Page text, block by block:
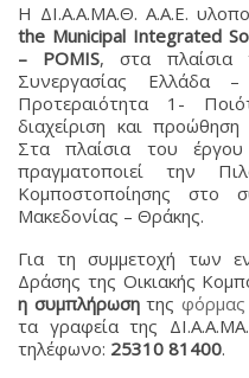
Η ΔΙ.Α.Α.ΜΑ.Θ. Α.Α.Ε.
the Municipal Integrated
– POMIS, στα πλαίσια
Συνεργασίας Ελλάδα
Προτεραιότητα 1-
διαχείριση και
Στα πλαίσια του έργου
πραγματοποιεί την
Κομποστοποίησης στο
Μακεδονίας – Θράκης.
Για τη συμμετοχή των
Δράσης της Οικιακής
η συμπλήρωσητης φόρμας
τα γραφεία της
τηλέφωνο: 25310 81400.